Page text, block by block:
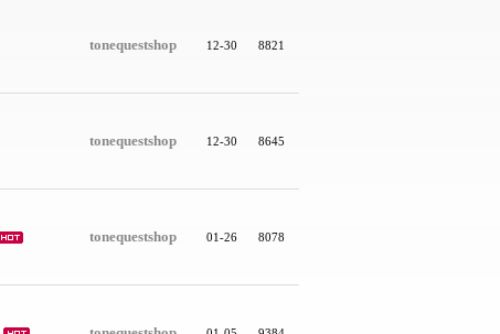
tonequestshop 12-30 8821
tonequestshop 12-30 8645
tonequestshop 01-26 8078